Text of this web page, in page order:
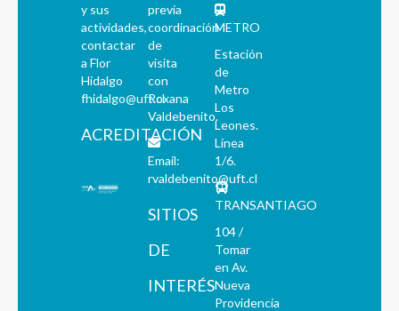
y sus
actividades,
contactar
a Flor
Hidalgo
fhidalgo@uft.cl
ACREDITACIÓN
previa
coordinación
de
visita
con
Roxana
Valdebenito.
Email:
rvaldebenito@uft.cl
SITIOS
DE
INTERÉS
METRO
Estación
de
Metro
Los
Leones.
Línea
1/6.
TRANSANTIAGO
104 /
Tomar
en Av.
Nueva
Providencia